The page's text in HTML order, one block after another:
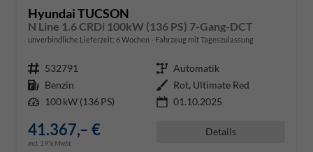
Hyundai TUCSON
N Line 1.6 CRDi 100kW (136 PS) 7-Gang-DCT
unverbindliche Lieferzeit: 6 Wochen Fahrzeug mit Tageszulassung
Fahrzeugnr. 532791 Getriebe Automatik
Kraftstoff Benzin Außenfarbe Rot, Ultimate Red
Leistung 100 kW (136 PS) 01.10.2025
41.367,– €
incl. 19% MwSt.
Details